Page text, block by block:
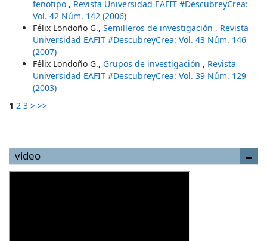
fenotipo , Revista Universidad EAFIT #DescubreyCrea:
Vol. 42 Núm. 142 (2006)
Félix Londoño G., Semilleros de investigación , Revista
Universidad EAFIT #DescubreyCrea: Vol. 43 Núm. 146
(2007)
Félix Londoño G., Grupos de investigación , Revista
Universidad EAFIT #DescubreyCrea: Vol. 39 Núm. 129
(2003)
1 2 3 > >>
video